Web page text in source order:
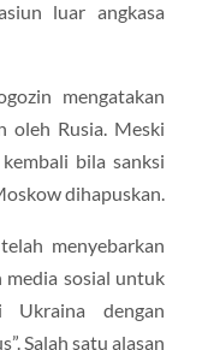
luar angkasa
mengatakan
oleh Rusia. Meski
bila sanksi
dihapuskan.
menyebarkan
media sosial untuk
Ukraina dengan
Salah satu alasan